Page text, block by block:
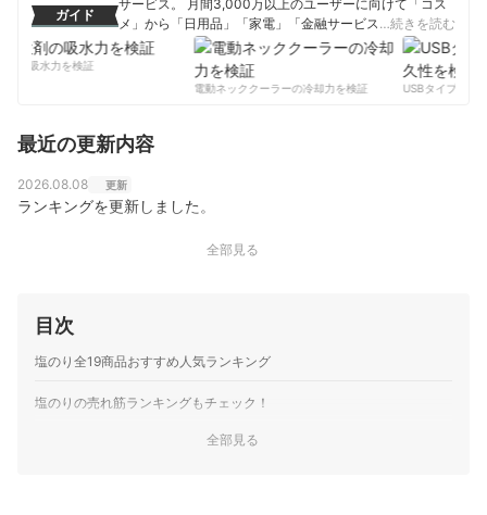
ガイド
サービス。 月間3,000万以上のユーザーに向けて「コス
メ」から「日用品」「家電」「金融サービス」まで、ベ
ストな商品を選んでもらうために、毎日コンテンツを制
コンテンツ制作チームのプロフィール
…続きを読む
の吸水力を検証
電動ネッククーラーの冷却力を検証
USBタイプCケー
最近の更新内容
2026.08.08 更新
ランキングを更新しました。
全部見る
目次
塩のり全19商品おすすめ人気ランキング
塩のりの売れ筋ランキングもチェック！
全部見る